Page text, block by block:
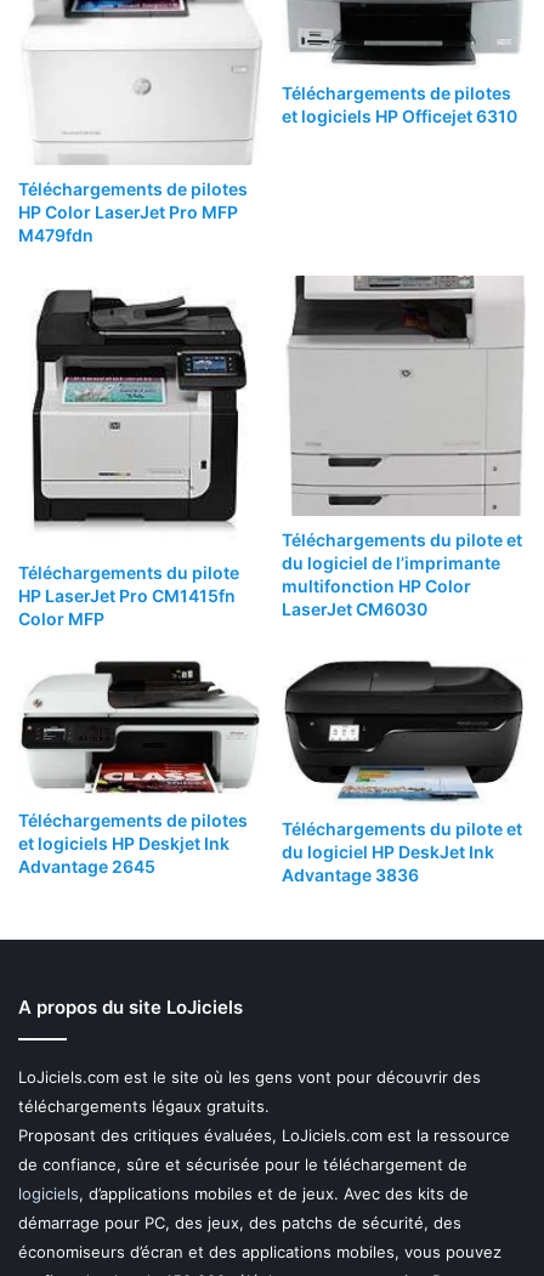
Téléchargements de pilotes
HP Color LaserJet Pro MFP
M479fdn
Téléchargements de pilotes
et logiciels HP Officejet 6310
Téléchargements du pilote
HP LaserJet Pro CM1415fn
Color MFP
Téléchargements du pilote et
du logiciel de l’imprimante
multifonction HP Color
LaserJet CM6030
Téléchargements de pilotes
et logiciels HP Deskjet Ink
Advantage 2645
Téléchargements du pilote et
du logiciel HP DeskJet Ink
Advantage 3836
A propos du site LoJiciels
LoJiciels.com est le site où les gens vont pour découvrir des
téléchargements légaux gratuits.
Proposant des critiques évaluées, LoJiciels.com est la ressource
de confiance, sûre et sécurisée pour le téléchargement de
logiciels, d’applications mobiles et de jeux. Avec des kits de
démarrage pour PC, des jeux, des patchs de sécurité, des
économiseurs d’écran et des applications mobiles, vous pouvez